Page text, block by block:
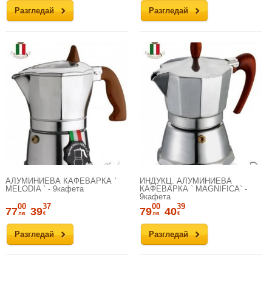
Разгледай Разгледай
АЛУМИНИЕВА КАФЕВАРКА `
MELODIA ` - 9кафета
Разгледай
7700
лв 3937
€
ИНДУКЦ. АЛУМИНИЕВА
КАФЕВАРКА ` MAGNIFICA` -
9кафета
Разгледай
7900
лв 4039
€